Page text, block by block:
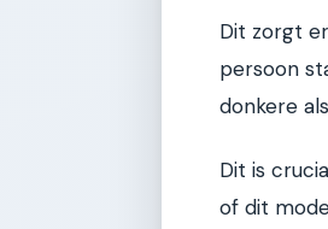
Dit zorgt
persoon
donkere
Dit is
of dit